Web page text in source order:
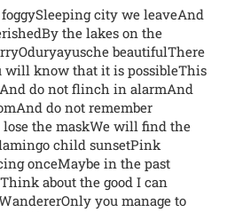
city we leaveAnd
the lakes on the
beautifulThere
will know that it is possibleThis
do not flinch in alarmAnd
do not remember
the maskWe will find the
child sunsetPink
onceMaybe in the past
about the good I can
you manage to